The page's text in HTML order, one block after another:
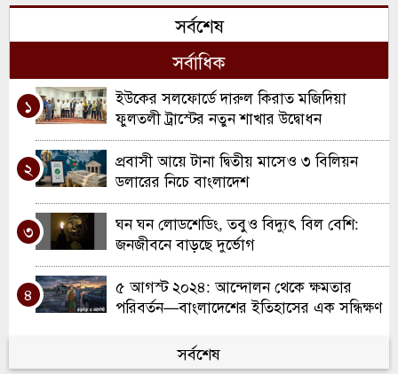
৬
রচডেল আনজুমানে আল ইসলাহ’র বার্ষিক
সাধারণ সভা ও নির্বাচন
৭
স্কুল ইন্সপেকশনে অসাধারণ স্বীকৃতি ; দারুল
হাদিস লতিফিয়ার ঐতিহাসিক সাফল্য উদযাপন
৮
স্পোর্টস টু ওয়ার্ক প্রেসেন্ট ইউ বি এ স্যাটেলাইট
ব্যাডমিন্টন টুর্নামেন্ট অনুষ্ঠিত
৯
ওয়ালসালে ন্যাশনাল ডাবল ক্যারম
টুর্নামেন্ট-২০২৬
১০
ইউনাইটেড ব্যাডমমিন্ট ক্লাব বার্মিংহামের দ্বৈত
ব্যাডমিন্টন প্রতিযোগিতা
সর্বশেষ
সর্বাধিক
১
ইউকের সলফোর্ডে দারুল কিরাত মজিদিয়া
ফুলতলী ট্রাস্টের নতুন শাখার উদ্বোধন
২
প্রবাসী আয়ে টানা দ্বিতীয় মাসেও ৩ বিলিয়ন
ডলারের নিচে বাংলাদেশ
৩
ঘন ঘন লোডশেডিং, তবুও বিদ্যুৎ বিল বেশি:
জনজীবনে বাড়ছে দুর্ভোগ
৪
৫ আগস্ট ২০২৪: আন্দোলন থেকে ক্ষমতার
পরিবর্তন—বাংলাদেশের ইতিহাসের এক সন্ধিক্ষণ
হবিগঞ্জে জুলাই গণঅভ্যুত্থান উপলক্ষে শিশুদের
চিত্র প্রদর্শনী
সর্বশেষ